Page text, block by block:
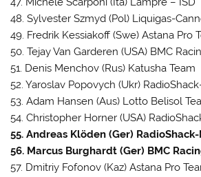
48. Sylvester Szmyd (Pol) Liquigas-
49. Fredrik Kessiakoff (Swe) Astana Pro
50. Tejay Van Garderen (USA) BMC
51. Denis Menchov (Rus) Katusha Team
52. Yaroslav Popovych (Ukr)
53. Adam Hansen (Aus) Lotto Belisol
54. Christopher Horner (USA)
55. Andreas Klöden (Ger) RadioShack-
56. Marcus Burghardt (Ger) BMC
57. Dmitriy Fofonov (Kaz) Astana Pro